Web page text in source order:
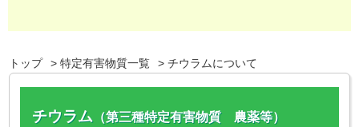
トップ 特定有害物質一覧 チウラムについて
チウラム （第三種特定有害物質 農薬等）